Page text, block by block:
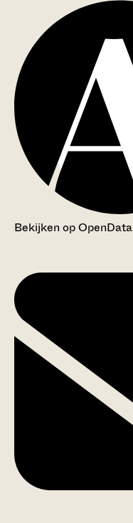
Bekijken op OpenData